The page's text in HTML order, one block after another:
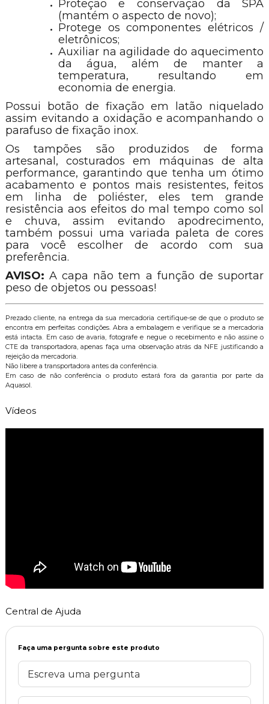
Proteção e conservação da SPA
(mantém o aspecto de novo);
Protege os componentes elétricos /
eletrônicos;
Auxiliar na agilidade do aquecimento
da água, além de manter a
temperatura, resultando em
economia de energia.
Possui botão de fixação em latão niquelado
assim evitando a oxidação e acompanhando o
parafuso de fixação inox.
Os tampões são produzidos de forma
artesanal, costurados em máquinas de alta
performance, garantindo que tenha um ótimo
acabamento e pontos mais resistentes, feitos
em linha de poliéster, eles tem grande
resistência aos efeitos do mal tempo como sol
e chuva, assim evitando apodrecimento,
também possui uma variada paleta de cores
para você escolher de acordo com sua
preferência.
AVISO:A capa não tem a função de suportar
peso de objetos ou pessoas!
Prezado cliente, na entrega da sua mercadoria certifique-se de que o produto se
encontra em perfeitas condições. Abra a embalagem e verifique se a mercadoria
está intacta. Em caso de avaria, fotografe e negue o recebimento e não assine o
CTE da transportadora, apenas faça uma observação atrás da NFE justificando a
rejeição da mercadoria.
Não libere a transportadora antes da conferência.
Em caso de não conferência o produto estará fora da garantia por parte da
Aquasol.
Vídeos
Central de Ajuda
Faça uma pergunta sobre este produto